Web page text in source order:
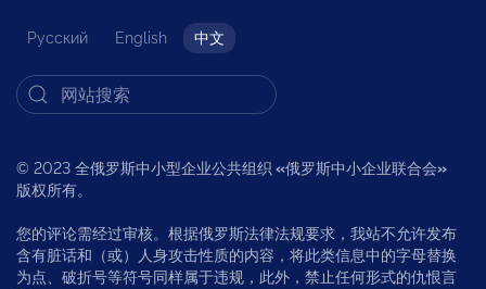
Русский English 中文
© 2023 全俄罗斯中小型企业公共组织 «俄罗斯中小企业联合会»
版权所有。
您的评论需经过审核。根据俄罗斯法律法规要求，我站不允许发布
含有脏话和（或）人身攻击性质的内容，将此类信息中的字母替换
为点、破折号等符号同样属于违规，此外，禁止任何形式的仇恨言